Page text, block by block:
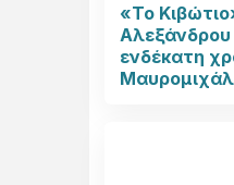
«Το
Αλεξάνδρου
ενδέκατη